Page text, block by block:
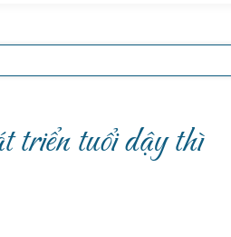
triển tuổi dậy thì